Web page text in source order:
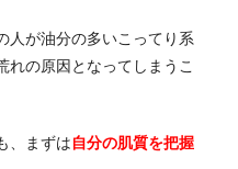
人が油分の多いこってり系
れの原因となってしまうこ
、まずは自分の肌質を把握